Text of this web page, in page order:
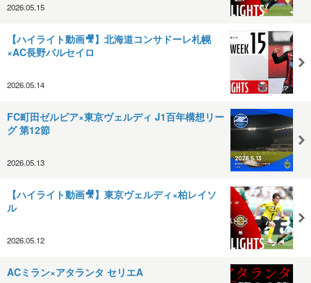
2026.05.15
【ハイライト動画🎥】北海道コンサドーレ札幌
×AC長野パルセイロ
2026.05.14
FC町田ゼルビア×東京ヴェルディ J1百年構想リー
グ 第12節
2026.05.13
【ハイライト動画🎥】東京ヴェルディ×柏レイソ
ル
2026.05.12
ACミラン×アタランタ セリエA